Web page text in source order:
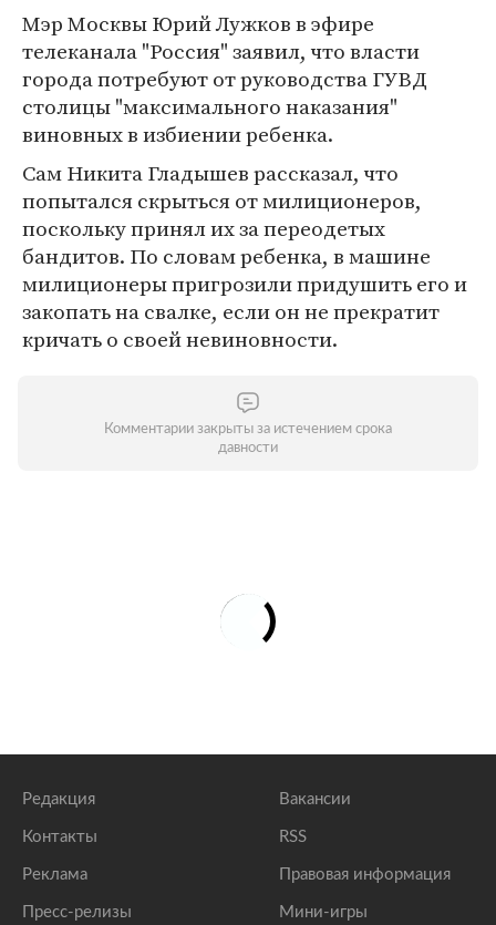
Мэр Москвы Юрий Лужков в эфире
телеканала "Россия" заявил, что власти
города потребуют от руководства ГУВД
столицы "максимального наказания"
виновных в избиении ребенка.
Сам Никита Гладышев рассказал, что
попытался скрыться от милиционеров,
поскольку принял их за переодетых
бандитов. По словам ребенка, в машине
милиционеры пригрозили придушить его и
закопать на свалке, если он не прекратит
кричать о своей невиновности.
Комментарии закрыты за истечением срока
давности
Редакция
Контакты
Реклама
Пресс-релизы
Вакансии
RSS
Правовая информация
Мини-игры